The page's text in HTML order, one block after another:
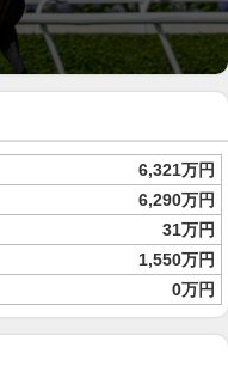
6,321万円
6,290万円
31万円
1,550万円
0万円